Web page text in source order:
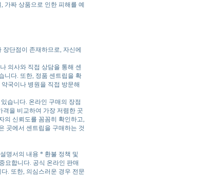
가짜 상품으로 인한 피해를 예
단점이 존재하므로, 자신에
의사와 직접 상담을 통해 센
니다. 또한, 정품 센트립을 확
국이나 병원을 직접 방문해
습니다. 온라인 구매의 장점
을 비교하여 가장 저렴한 곳
신뢰도를 꼼꼼히 확인하고,
곳에서 센트립을 구매하는 것
명서의 내용 * 환불 정책 및
요합니다. 공식 온라인 판매
. 또한, 의심스러운 경우 전문